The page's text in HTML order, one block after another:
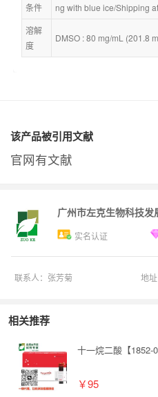
条件
ng with blue ice/Shipping
溶解
度
DMSO : 80 mg/mL (201.8
该产品被引用文献
官网有文献
广州市左克生物科技发
实名认证
联系人： 张芳菊 地址
相关推荐
十一烷二酸【1852-
￥95